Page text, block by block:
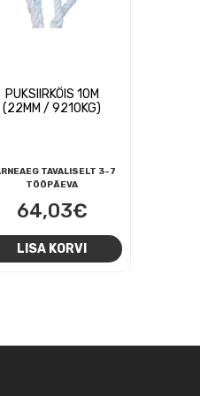
PUKSIIRKÖIS 10M
(22MM / 9210KG)
TAVALISELT 3-7
TÖÖPÄEVA
64,03€
LISA KORVI